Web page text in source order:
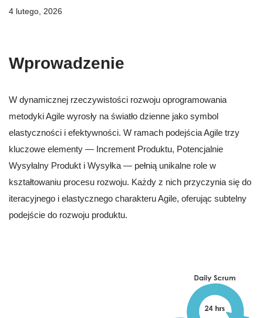
4 lutego, 2026
Wprowadzenie
W dynamicznej rzeczywistości rozwoju oprogramowania
metodyki Agile wyrosły na światło dzienne jako symbol
elastyczności i efektywności. W ramach podejścia Agile trzy
kluczowe elementy — Increment Produktu, Potencjalnie
Wysyłalny Produkt i Wysyłka — pełnią unikalne role w
kształtowaniu procesu rozwoju. Każdy z nich przyczynia się do
iteracyjnego i elastycznego charakteru Agile, oferując subtelny
podejście do rozwoju produktu.